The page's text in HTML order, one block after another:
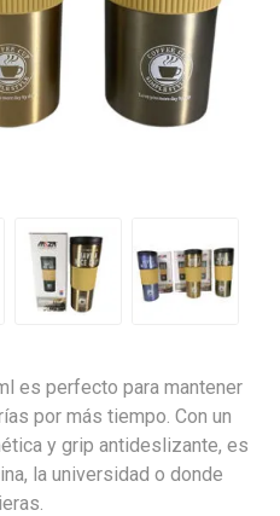
es perfecto para mantener
por más tiempo. Con un
y grip antideslizante, es
la universidad o donde